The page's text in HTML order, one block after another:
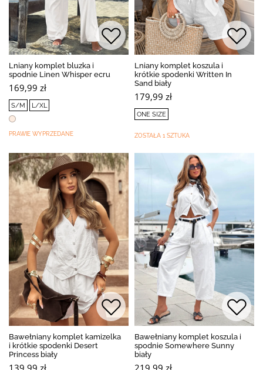
Lniany komplet bluzka i
spodnie Linen Whisper ecru
169,99 zł
S/M L/XL
PRAWIE WYPRZEDANE
Lniany komplet koszula i
krótkie spodenki Written In
Sand biały
179,99 zł
ONE SIZE
ZOSTAŁA 1 SZTUKA
Bawełniany komplet kamizelka
i krótkie spodenki Desert
Princess biały
139,99 zł
Bawełniany komplet koszula i
spodnie Somewhere Sunny
biały
219,99 zł